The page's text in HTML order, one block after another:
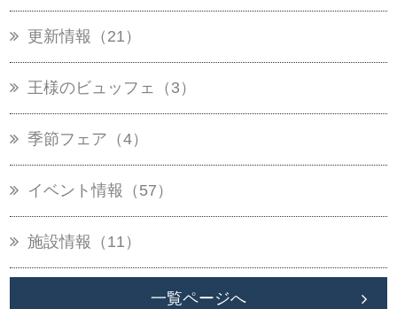
更新情報（21）
王様のビュッフェ（3）
季節フェア（4）
イベント情報（57）
施設情報（11）
一覧ページへ